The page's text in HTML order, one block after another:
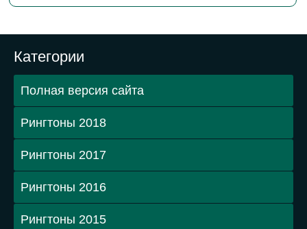
Категории
Полная версия сайта
Рингтоны 2018
Рингтоны 2017
Рингтоны 2016
Рингтоны 2015